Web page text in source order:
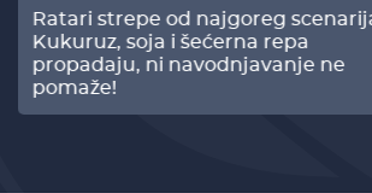
Ratari strepe od najgoreg
Kukuruz, soja i šećerna repa
propadaju, ni navodnjavanje ne
pomaže!